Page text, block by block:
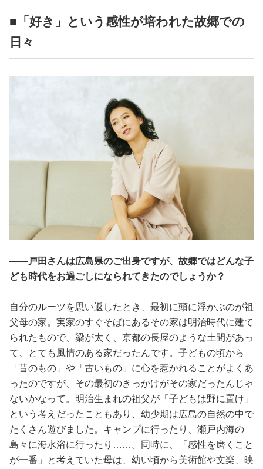
■「好き」という感性が培われた故郷での
日々
――戸田さんは広島県のご出身ですが、故郷ではどんな子
ども時代をお過ごしになられてきたのでしょうか？
自分のルーツを思い返したとき、最初に頭に浮かぶのが祖
父母の家。実家のすぐそばにあるその家は明治時代に建て
られたもので、梁が太く、京都の長屋のような土間があっ
て、とても風情のある家だったんです。子どもの頃から
「昔のもの」や「古いもの」に心を惹かれることがよくあ
ったのですが、その最初のきっかけがその家だったんじゃ
ないかなって。明治生まれの祖父が「子どもは野に置け」
という考えだったこともあり、幼少期は広島の自然の中で
たくさん遊びました。キャンプに行ったり、瀬戸内海の
島々に海水浴に行ったり……。同時に、「感性を磨くこと
が一番」と考えていた母は、幼い頃から美術館や文楽、映